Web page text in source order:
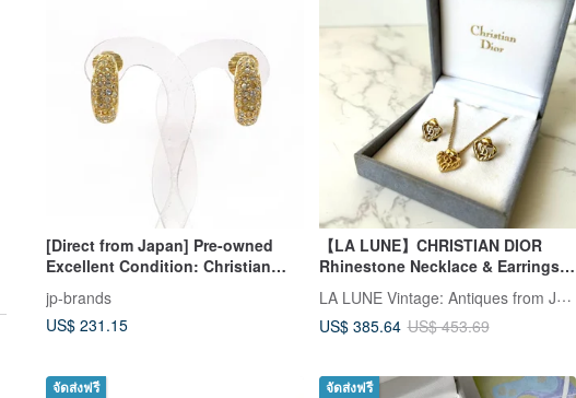
[Direct from Japan] Pre-owned
Excellent Condition: Christian
Dior Earrings GP/Rhinestone Gold
Vintage for Women's Accessories
jp-brands
US$ 231.15
【LA LUNE】CHRISTIAN DIOR
Rhinestone Necklace & Earrings
Set (HK Vintage shop)
LA LUNE Vintage: Antiques from Japan
US$ 385.64 US$ 453.69
จัดส่งฟรี จัดส่งฟรี